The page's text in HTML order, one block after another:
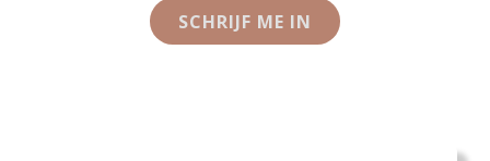
SCHRIJF ME IN